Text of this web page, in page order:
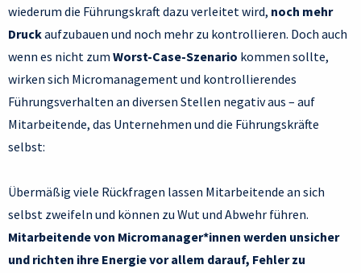
wiederum die Führungskraft dazu verleitet wird, noch mehr
Druckaufzubauen und noch mehr zu kontrollieren. Doch auch
wenn es nicht zum Worst-Case-Szenario kommen sollte,
wirken sich Micromanagement und kontrollierendes
Führungsverhalten an diversen Stellen negativ aus – auf
Mitarbeitende, das Unternehmen und die Führungskräfte
selbst:
Übermäßig viele Rückfragen lassen Mitarbeitende an sich
selbst zweifeln und können zu Wut und Abwehr führen.
Mitarbeitende von Micromanager*innen werden unsicher
und richten ihre Energie vor allem darauf, Fehler zu